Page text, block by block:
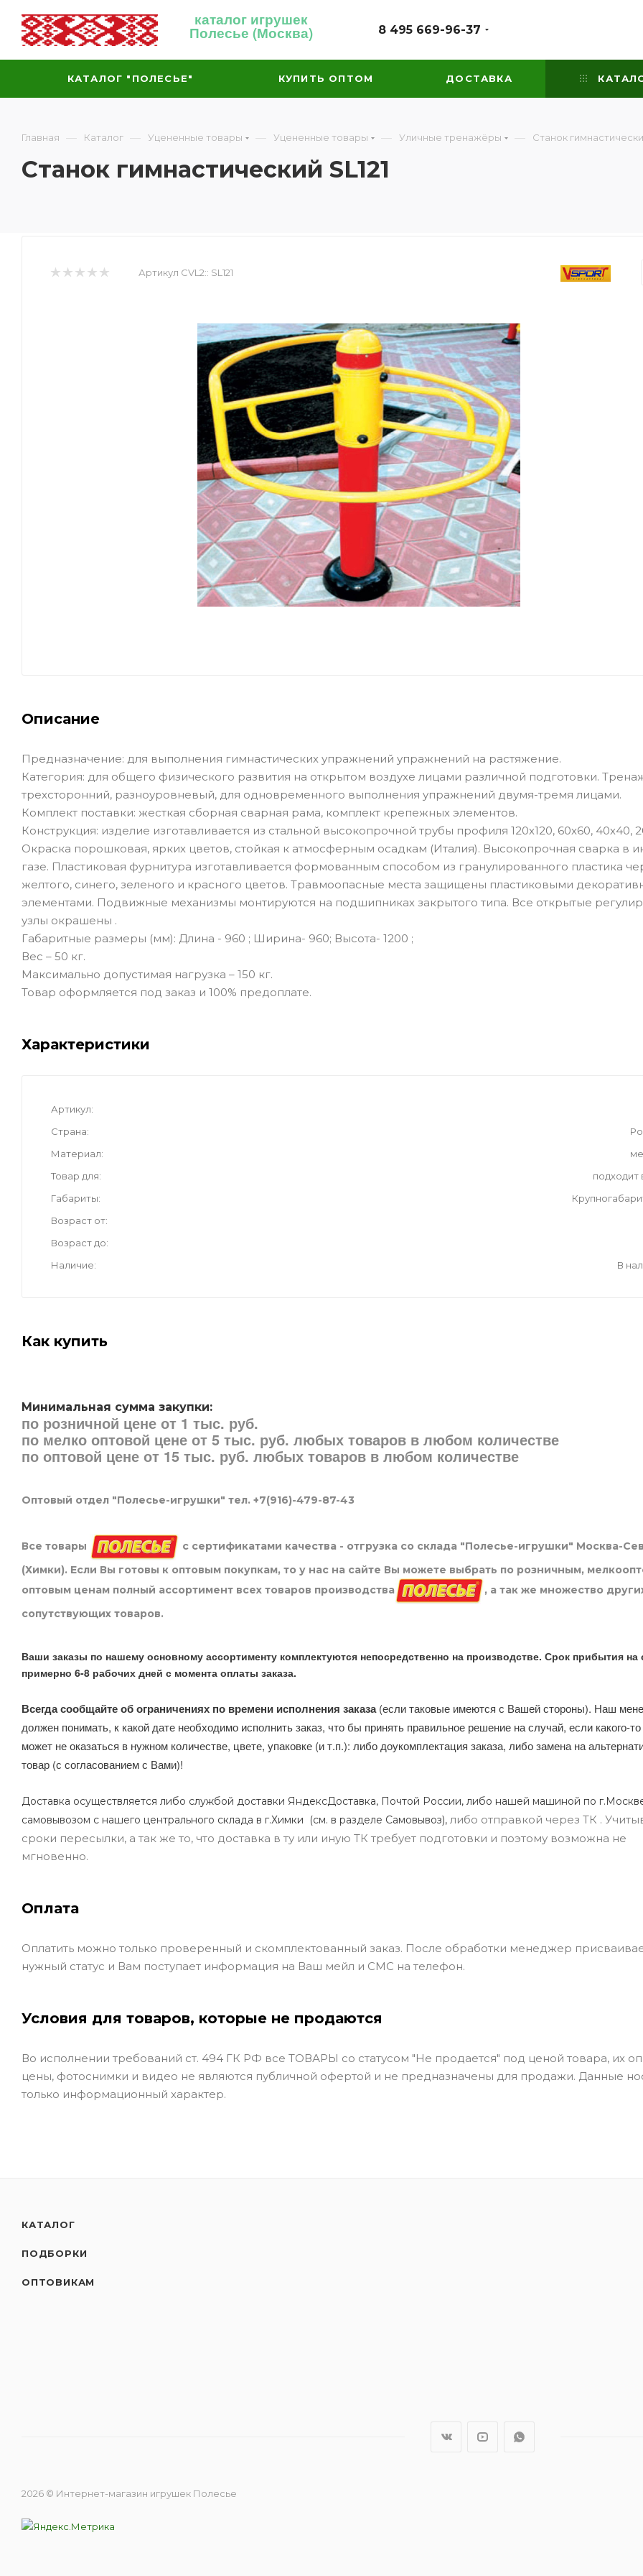
каталог игрушек
Полесье (Москва) 8 495 669-96-37
КАТАЛОГ "ПОЛЕСЬЕ" КУПИТЬ ОПТОМ ДОСТАВКА
Главная — Каталог — Уцененные товары — Уцененные товары — Уличные тренажёры — Станок
Станок гимнастический SL121
Артикул CVL2:: SL121
Описание
Предназначение: для выполнения гимнастических упражнений упражнений на растяжение.
Категория: для общего физического развития на открытом воздухе лицами различной подготовки.
трехсторонний, разноуровневый, для одновременного выполнения упражнений двумя-тремя лицами.
Комплект поставки: жесткая сборная сварная рама, комплект крепежных элементов.
Конструкция: изделие изготавливается из стальной высокопрочной трубы профиля 120х120, 60х60, 40х40,
Окраска порошковая, ярких цветов, стойкая к атмосферным осадкам (Италия). Высокопрочная сварка в
газе. Пластиковая фурнитура изготавливается формованным способом из гранулированного пластика
желтого, синего, зеленого и красного цветов. Травмоопасные места защищены пластиковыми
элементами. Подвижные механизмы монтируются на подшипниках закрытого типа. Все открытые
узлы окрашены .
Габаритные размеры (мм): Длина - 960 ; Ширина- 960; Высота- 1200 ;
Вес – 50 кг.
Максимально допустимая нагрузка – 150 кг.
Товар оформляется под заказ и 100% предоплате.
Характеристики
Артикул
Страна
Материал
Товар для
подходит
Габариты
Возраст от
Возраст до
Наличие
В
Как купить
Минимальная сумма закупки:
по розничной цене от 1 тыс. руб.
по мелко оптовой цене от 5 тыс. руб. любых товаров в любом количестве
по оптовой цене от 15 тыс. руб. любых товаров в любом количестве
Оптовый отдел "Полесье-игрушки" тел. +7(916)-479-87-43
Все товары
с сертификатами качества - отгрузка со склада "Полесье-игрушки" Москва-
(Химки). Если Вы готовы к оптовым покупкам, то у нас на сайте Вы можете выбрать по розничным,
оптовым ценам полный ассортимент всех товаров производства
, а так же множество
сопутствующих товаров.
Ваши заказы по нашему основному ассортименту комплектуются непосредственно на производстве. Срок прибытия на
примерно 6-8 рабочих дней с момента оплаты заказа.
Всегда сообщайте об ограничениях по времени исполнения заказа(если таковые имеются с Вашей стороны). Наш
должен понимать, к какой дате необходимо исполнить заказ, что бы принять правильное решение на случай, если какого-
может не оказаться в нужном количестве, цвете, упаковке (и т.п.): либо доукомплектация заказа, либо замена на
товар (с согласованием с Вами)!
Доставка осуществляется либо службой доставки ЯндексДоставка, Почтой России, либо нашей машиной по
самовывозом с нашего центрального склада в г.Химки (см. в разделе Самовывоз), либо отправкой через ТК .
сроки пересылки, а так же то, что доставка в ту или иную ТК требует подготовки и поэтому возможна не
мгновенно.
Оплата
Оплатить можно только проверенный и скомплектованный заказ. После обработки менеджер
нужный статус и Вам поступает информация на Ваш мейл и СМС на телефон.
Условия для товаров, которые не продаются
Во исполнении требований ст. 494 ГК РФ все ТОВАРЫ со статусом "Не продается" под ценой товара, их
цены, фотоснимки и видео не являются публичной офертой и не предназначены для продажи. Данные
только информационный характер.
КАТАЛОГ
ПОДБОРКИ
ОПТОВИКАМ
2026 © Интернет-магазин игрушек Полесье